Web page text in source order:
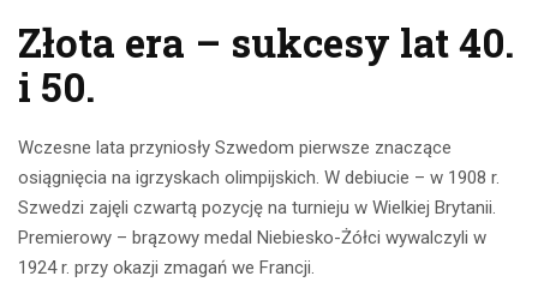
Złota era – sukcesy lat 40.
i 50.
Wczesne lata przyniosły Szwedom pierwsze znaczące
osiągnięcia na igrzyskach olimpijskich. W debiucie – w 1908 r.
Szwedzi zajęli czwartą pozycję na turnieju w Wielkiej Brytanii.
Premierowy – brązowy medal Niebiesko-Żółci wywalczyli w
1924 r. przy okazji zmagań we Francji.